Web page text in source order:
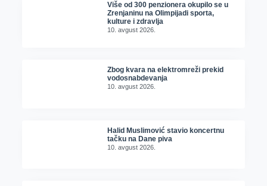
Više od 300 penzionera okupilo se u
Zrenjaninu na Olimpijadi sporta,
kulture i zdravlja
10. avgust 2026.
Zbog kvara na elektromreži prekid
vodosnabdevanja
10. avgust 2026.
Halid Muslimović stavio koncertnu
tačku na Dane piva
10. avgust 2026.